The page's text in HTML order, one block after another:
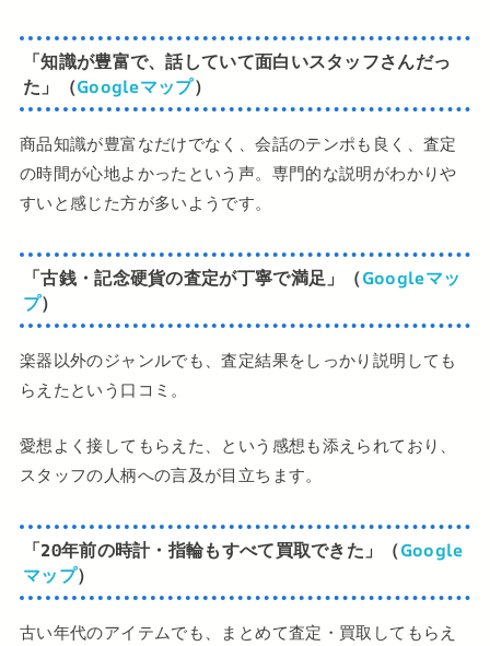
「知識が豊富で、話していて面白いスタッフさんだっ
た」（Googleマップ）
商品知識が豊富なだけでなく、会話のテンポも良く、査定
の時間が心地よかったという声。専門的な説明がわかりや
すいと感じた方が多いようです。
「古銭・記念硬貨の査定が丁寧で満足」（Googleマッ
プ）
楽器以外のジャンルでも、査定結果をしっかり説明しても
らえたという口コミ。
愛想よく接してもらえた、という感想も添えられており、
スタッフの人柄への言及が目立ちます。
「20年前の時計・指輪もすべて買取できた」（Google
マップ）
古い年代のアイテムでも、まとめて査定・買取してもらえ